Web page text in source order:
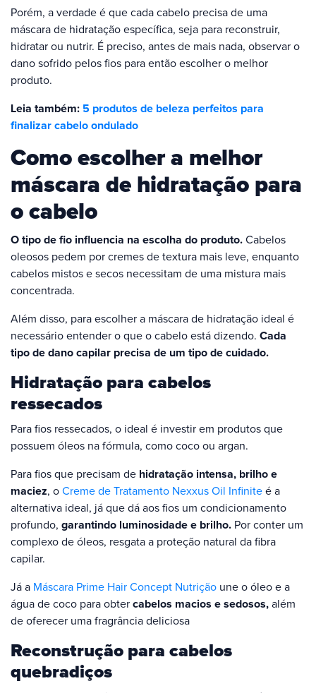
Porém, a verdade é que cada cabelo precisa de uma
máscara de hidratação específica, seja para reconstruir,
hidratar ou nutrir. É preciso, antes de mais nada, observar o
dano sofrido pelos fios para então escolher o melhor
produto.
Leia também: 5 produtos de beleza perfeitos para
finalizar cabelo ondulado
Como escolher a melhor
máscara de hidratação para
o cabelo
O tipo de fio influencia na escolha do produto. Cabelos
oleosos pedem por cremes de textura mais leve, enquanto
cabelos mistos e secos necessitam de uma mistura mais
concentrada.
Além disso, para escolher a máscara de hidratação ideal é
necessário entender o que o cabelo está dizendo. Cada
tipo de dano capilar precisa de um tipo de cuidado.
Hidratação para cabelos
ressecados
Para fios ressecados, o ideal é investir em produtos que
possuem óleos na fórmula, como coco ou argan.
Para fios que precisam de hidratação intensa, brilho e
maciez, o Creme de Tratamento Nexxus Oil Infinite é a
alternativa ideal, já que dá aos fios um condicionamento
profundo, garantindo luminosidade e brilho. Por conter um
complexo de óleos, resgata a proteção natural da fibra
capilar.
Já a Máscara Prime Hair Concept Nutrição une o óleo e a
água de coco para obter cabelos macios e sedosos, além
de oferecer uma fragrância deliciosa
Reconstrução para cabelos
quebradiços